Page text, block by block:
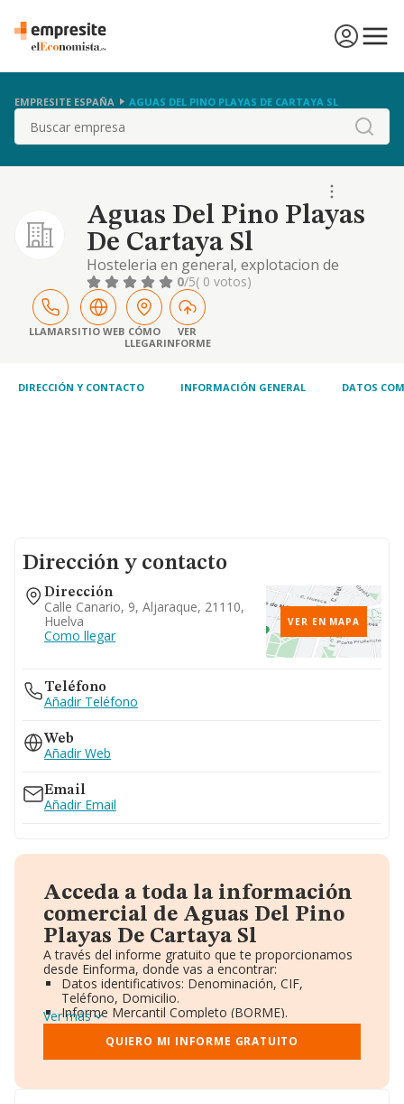
EMPRESITE ESPAÑA AGUAS DEL PINO PLAYAS DE CARTAYA SL
Buscar
Aguas Del Pino Playas
De Cartaya Sl
Hosteleria en general, explotacion de
restaurantes y cafeterias, adquisicion,
tenencia, administracion, explotacion y
disposicion de bienes inmuebles de todas
clases
0/5( 0 votos)
LLAMARSITIO WEB CÓMO
LLEGAR
VER
INFORME
DIRECCIÓN Y CONTACTO INFORMACIÓN GENERAL DATOS
Dirección y contacto
Dirección
Calle Canario, 9, Aljaraque, 21110,
Huelva
Como llegar
VER EN MAPA
Teléfono
Añadir Teléfono
Web
Añadir Web
Email
Añadir Email
Acceda a toda la información
comercial de Aguas Del Pino
Playas De Cartaya Sl
A través del informe gratuito que te proporcionamos
desde Einforma, donde vas a encontrar:
Datos identificativos: Denominación, CIF,
Teléfono, Domicilio.
Informe Mercantil Completo (BORME).
Gráficos de Evolución Ventas y Empleados.
Consejo de Administración y Administradores.
Directivos y Ejecutivos.
Ver más
QUIERO MI INFORME GRATUITO